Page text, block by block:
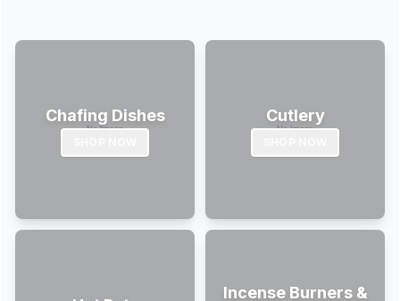
Chafing Dishes Cutlery
Incense Burners &